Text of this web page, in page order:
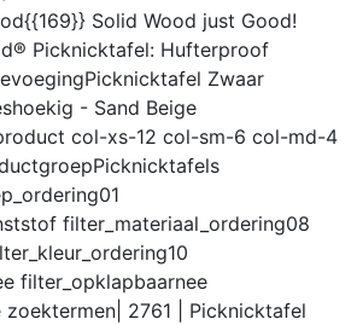
Solid Wood just Good!
Picknicktafel: Hufterproof
Picknicktafel Zwaar
- Sand Beige
col-xs-12 col-sm-6 col-md-4
Picknicktafels
01
filter_materiaal_ordering08
10
filter_opklapbaarnee
zoektermen | 2761 | Picknicktafel